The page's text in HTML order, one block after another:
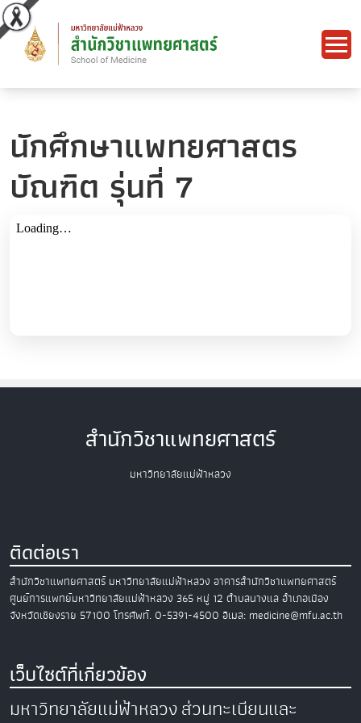
นักศึกษาแพทยศาสตร
บัณฑิต รุ่นที่ 7
สำนักวิชาแพทยศาสตร์
มหาวิทยาลัยแม่ฟ้าหลวง
ติดต่อเรา
สำนักวิชาแพทยศาสตร์ มหาวิทยาลัยแม่ฟ้าหลวง อาคารสำนักวิชาแพทยศาสตร์
ศูนย์การแพทย์มหาวิทยาลัยแม่ฟ้าหลวง 365 หมู่ 12 ตำบลนางแล อำเภอเมือง
จังหวัดเชียงราย 57100 โทรศัพท์. 0-5391-4500 อีเมล: medicine@mfu.ac.th
เว็บไซต์ที่เกี่ยวข้อง
มหาวิทยาลัยแม่ฟ้าหลวงส่วนทะเบียนและ